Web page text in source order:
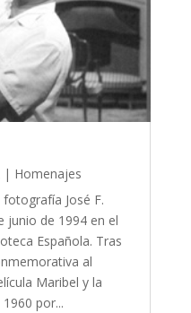
| Homenajes
José F.
junio de 1994 en el
Española. Tras
al
Maribel y la
por...